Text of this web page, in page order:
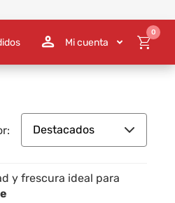
Mi cuenta
0
Destacados
y frescura ideal para